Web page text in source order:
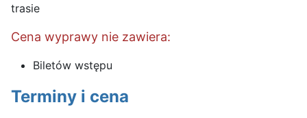
trasie
Cena wyprawy nie zawiera:
Biletów wstępu
Terminy i cena